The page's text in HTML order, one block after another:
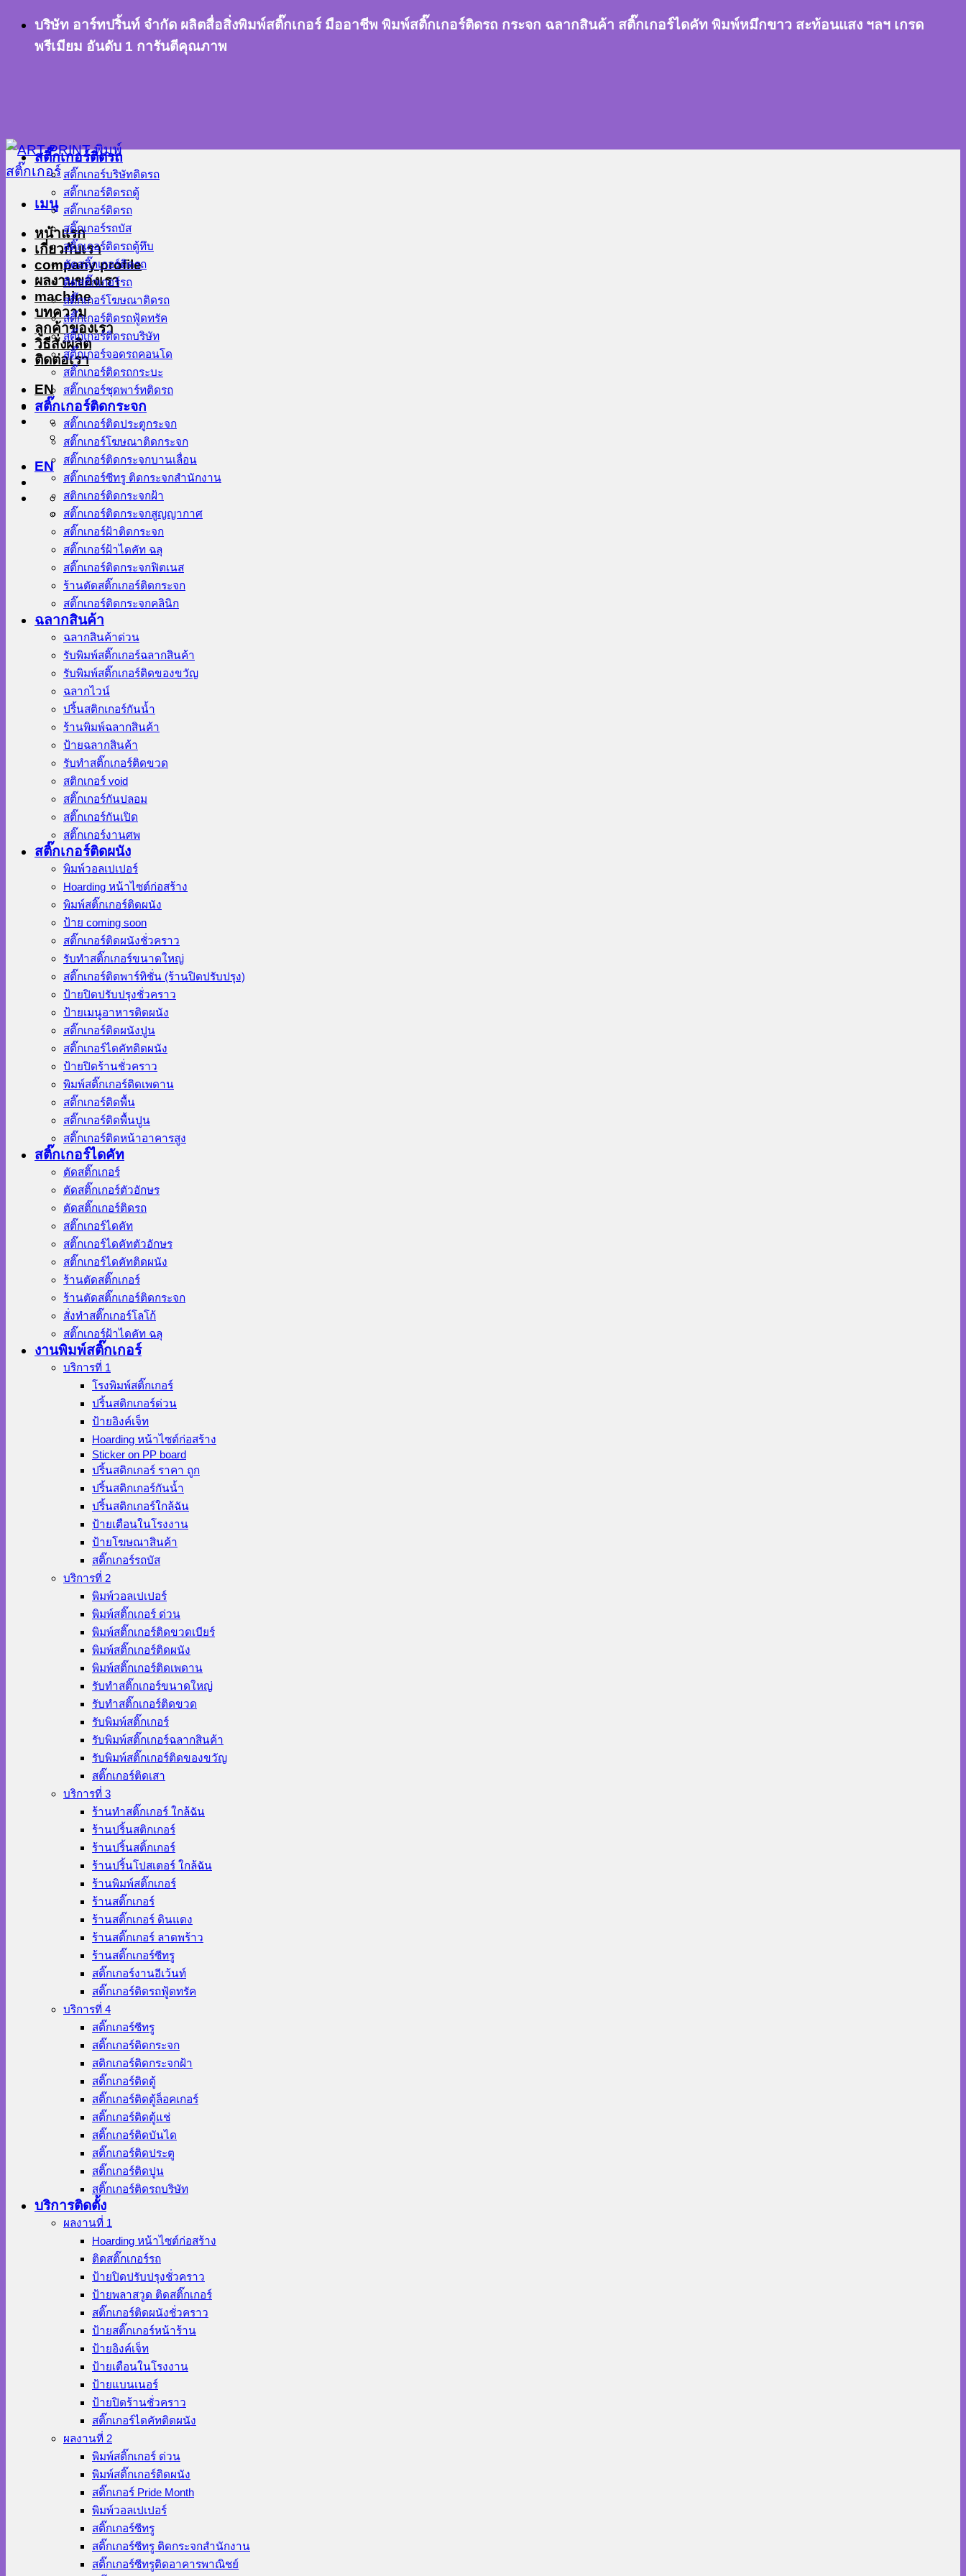
ข้าม บริษัท อาร์ทปริ้นท์ จำกัด ผลิตสื่อสิ่งพิมพ์สติ๊กเกอร์ มืออาชีพ พิมพ์สติ๊กเกอร์ติดรถ กระจก ฉลากสินค้า สติ๊กเกอร์ไดคัท พิมพ์หมึกขาว สะท้อนแสง ฯลฯ เกรด
พรีเมียม อันดับ 1 การันตีคุณภาพ
เมนู
หน้าแรก
เกี่ยวกับเรา
company profile
ผลงานของเรา
machine
บทความ
ลูกค้าของเรา
วิธีสั่งผลิต
ติดต่อเรา
EN
EN
สติ๊กเกอร์ติดรถ
สติ๊กเกอร์บริษัทติดรถ
สติ๊กเกอร์ติดรถตู้
สติ๊กเกอร์ติดรถ
สติ๊กเกอร์รถบัส
สติ๊กเกอร์ติดรถตู้ทึบ
ตัดสติ๊กเกอร์ติดรถ
ติดสติ๊กเกอร์รถ
สติ๊กเกอร์โฆษณาติดรถ
สติ๊กเกอร์ติดรถฟู้ดทรัค
สติ๊กเกอร์ติดรถบริษัท
สติ๊กเกอร์จอดรถคอนโด
สติ๊กเกอร์ติดรถกระบะ
สติ๊กเกอร์ชุดพาร์ทติดรถ
สติ๊กเกอร์ติดกระจก
สติ๊กเกอร์ติดประตูกระจก
สติ๊กเกอร์โฆษณาติดกระจก
สติ๊กเกอร์ติดกระจกบานเลื่อน
สติ๊กเกอร์ซีทรู ติดกระจกสำนักงาน
สติกเกอร์ติดกระจกฝ้า
สติ๊กเกอร์ติดกระจกสูญญากาศ
สติ๊กเกอร์ฝ้าติดกระจก
สติ๊กเกอร์ฝ้าไดคัท ฉลุ
สติ๊กเกอร์ติดกระจกฟิตเนส
ร้านตัดสติ๊กเกอร์ติดกระจก
สติ๊กเกอร์ติดกระจกคลินิก
ฉลากสินค้า
ฉลากสินค้าด่วน
รับพิมพ์สติ๊กเกอร์ฉลากสินค้า
รับพิมพ์สติ๊กเกอร์ติดของขวัญ
ฉลากไวน์
ปริ้นสติกเกอร์กันน้ำ
ร้านพิมพ์ฉลากสินค้า
ป้ายฉลากสินค้า
รับทำสติ๊กเกอร์ติดขวด
สติกเกอร์ void
สติ๊กเกอร์กันปลอม
สติ๊กเกอร์กันเปิด
สติ๊กเกอร์งานศพ
สติ๊กเกอร์ติดผนัง
พิมพ์วอลเปเปอร์
Hoarding หน้าไซต์ก่อสร้าง
พิมพ์สติ๊กเกอร์ติดผนัง
ป้าย coming soon
สติ๊กเกอร์ติดผนังชั่วคราว
รับทำสติ๊กเกอร์ขนาดใหญ่
สติ๊กเกอร์ติดพาร์ทิชั่น (ร้านปิดปรับปรุง)
ป้ายปิดปรับปรุงชั่วคราว
ป้ายเมนูอาหารติดผนัง
สติ๊กเกอร์ติดผนังปูน
สติ๊กเกอร์ไดคัทติดผนัง
ป้ายปิดร้านชั่วคราว
พิมพ์สติ๊กเกอร์ติดเพดาน
สติ๊กเกอร์ติดพื้น
สติ๊กเกอร์ติดพื้นปูน
สติ๊กเกอร์ติดหน้าอาคารสูง
สติ๊กเกอร์ไดคัท
ตัดสติ๊กเกอร์
ตัดสติ๊กเกอร์ตัวอักษร
ตัดสติ๊กเกอร์ติดรถ
สติ๊กเกอร์ไดคัท
สติ๊กเกอร์ไดคัทตัวอักษร
สติ๊กเกอร์ไดคัทติดผนัง
ร้านตัดสติ๊กเกอร์
ร้านตัดสติ๊กเกอร์ติดกระจก
สั่งทําสติ๊กเกอร์โลโก้
สติ๊กเกอร์ฝ้าไดคัท ฉลุ
งานพิมพ์สติ๊กเกอร์
บริการที่ 1
โรงพิมพ์สติ๊กเกอร์
ปริ้นสติกเกอร์ด่วน
ป้ายอิงค์เจ็ท
Hoarding หน้าไซต์ก่อสร้าง
Sticker on PP board
ปริ้นสติกเกอร์ ราคา ถูก
ปริ้นสติกเกอร์กันน้ำ
ปริ้นสติกเกอร์ใกล้ฉัน
ป้ายเตือนในโรงงาน
ป้ายโฆษณาสินค้า
สติ๊กเกอร์รถบัส
บริการที่ 2
พิมพ์วอลเปเปอร์
พิมพ์สติ๊กเกอร์ ด่วน
พิมพ์สติ๊กเกอร์ติดขวดเบียร์
พิมพ์สติ๊กเกอร์ติดผนัง
พิมพ์สติ๊กเกอร์ติดเพดาน
รับทำสติ๊กเกอร์ขนาดใหญ่
รับทำสติ๊กเกอร์ติดขวด
รับพิมพ์สติ๊กเกอร์
รับพิมพ์สติ๊กเกอร์ฉลากสินค้า
รับพิมพ์สติ๊กเกอร์ติดของขวัญ
สติ๊กเกอร์ติดเสา
บริการที่ 3
ร้านทําสติ๊กเกอร์ ใกล้ฉัน
ร้านปริ้นสติกเกอร์
ร้านปริ้นสติ้กเกอร์
ร้านปริ้นโปสเตอร์ ใกล้ฉัน
ร้านพิมพ์สติ๊กเกอร์
ร้านสติ๊กเกอร์
ร้านสติ๊กเกอร์ ดินแดง
ร้านสติ๊กเกอร์ ลาดพร้าว
ร้านสติ๊กเกอร์ซีทรู
สติ๊กเกอร์งานอีเว้นท์
สติ๊กเกอร์ติดรถฟู้ดทรัค
บริการที่ 4
สติ๊กเกอร์ซีทรู
สติ๊กเกอร์ติดกระจก
สติกเกอร์ติดกระจกฝ้า
สติ๊กเกอร์ติดตู้
สติ๊กเกอร์ติดตู้ล็อคเกอร์
สติ๊กเกอร์ติดตู้แช่
สติ๊กเกอร์ติดบันได
สติ๊กเกอร์ติดประตู
สติ๊กเกอร์ติดปูน
สติ๊กเกอร์ติดรถบริษัท
บริการติดตั้ง
ผลงานที่ 1
Hoarding หน้าไซต์ก่อสร้าง
ติดสติ๊กเกอร์รถ
ป้ายปิดปรับปรุงชั่วคราว
ป้ายพลาสวูด ติดสติ๊กเกอร์
สติ๊กเกอร์ติดผนังชั่วคราว
ป้ายสติ๊กเกอร์หน้าร้าน
ป้ายอิงค์เจ็ท
ป้ายเตือนในโรงงาน
ป้ายแบนเนอร์
ป้ายปิดร้านชั่วคราว
สติ๊กเกอร์ไดคัทติดผนัง
ผลงานที่ 2
พิมพ์สติ๊กเกอร์ ด่วน
พิมพ์สติ๊กเกอร์ติดผนัง
สติ๊กเกอร์ Pride Month
พิมพ์วอลเปเปอร์
สติ๊กเกอร์ซีทรู
สติ๊กเกอร์ซีทรู ติดกระจกสำนักงาน
สติ๊กเกอร์ซีทรูติดอาคารพาณิชย์